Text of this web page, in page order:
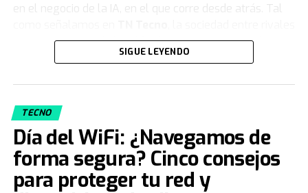
en el negocio de la IA, en el que corre desde atrás. Tal
es un testimonio de las dificultades que tuvo Apple para
hacer pie en ese terreno, ahora en auge.
La crítica de Musk apunta al
superdominio de Google
El comentario del magnate acerca de la “concentración
de poder excesiva” tiene un destinatario
concreto, Google. “También tiene a Android y a
SIGUE LEYENDO
TECNO
Día del WiFi: ¿Navegamos de
forma segura? Cinco consejos
para proteger tu red y